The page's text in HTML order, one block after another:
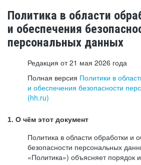
Политика в области
и обеспечения
персональных данных
Редакция от 21 мая 2026 года
Полная версия Политики в
и обеспечения безопасности
(hh.ru)
1. О чём этот документ
Политика в области обработки и
безопасности персональных
«Политика») объясняет порядок